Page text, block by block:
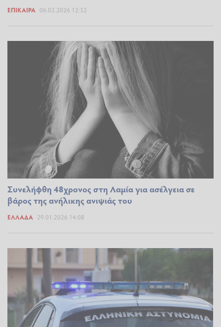
ΕΠΊΚΑΙΡΑ 06.02.2026 12:32
Συνελήφθη 48χρονος στη Λαμία για ασέλγεια σε
βάρος της ανήλικης ανιψιάς του
ΕΛΛΆΔΑ 29.01.2026 14:08